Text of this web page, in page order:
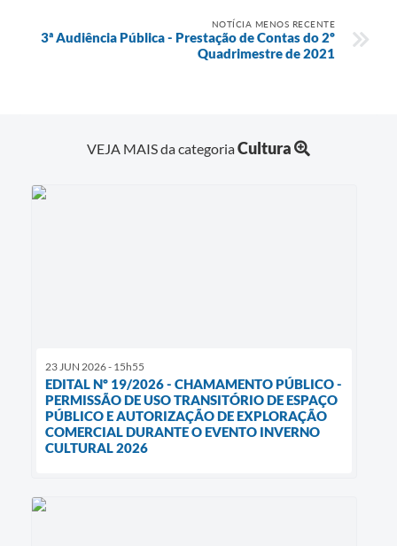
NOTÍCIA MENOS RECENTE
3ª Audiência Pública - Prestação de Contas do 2º
Quadrimestre de 2021
VEJA MAIS da categoriaCultura
23 JUN 2026 - 15h55
EDITAL Nº 19/2026 - CHAMAMENTO PÚBLICO -
PERMISSÃO DE USO TRANSITÓRIO DE ESPAÇO
PÚBLICO E AUTORIZAÇÃO DE EXPLORAÇÃO
COMERCIAL DURANTE O EVENTO INVERNO
CULTURAL 2026